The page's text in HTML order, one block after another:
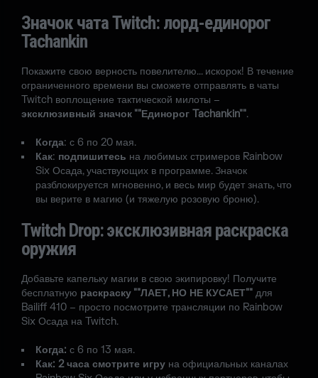
Значок чата Twitch: лорд-единорог
Tachankin
Покажите свою верность повелителю... искорок! В течение
ограниченного времени вы сможете отправлять в чаты
Twitch воплощение тактической милоты –
эксклюзивный значок ""Единорог Tachankin"".
Когда: с 6 по 20 мая.
Как: подпишитесь на любимых стримеров Rainbow
Six Осада, участвующих в программе. Значок
разблокируется мгновенно, и весь мир будет знать, что
вы верите в магию (и тяжелую розовую броню).
Twitch Drop: эксклюзивная раскраска
оружия
Добавьте капельку магии в свою экипировку! Получите
бесплатную раскраску ""ЛАЕТ, НО НЕ КУСАЕТ"" для
Bailiff 410 – просто посмотрите трансляции по Rainbow
Six Осада на Twitch.
Когда: с 6 по 13 мая.
Как: 2 часа смотрите игру на официальных каналах